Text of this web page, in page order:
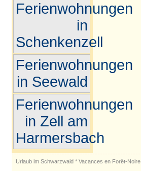
Ferienwohnungen
in
Schenkenzell
Ferienwohnungen
in Seewald
Ferienwohnungen
in Zell am
Harmersbach
Urlaub im Schwarzwald * Vacances en Forêt-Noire